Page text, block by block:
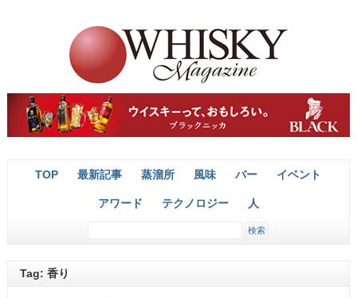
TOP 最新記事 蒸溜所 風味 バー イベント
アワード テクノロジー 人
Tag: 香り